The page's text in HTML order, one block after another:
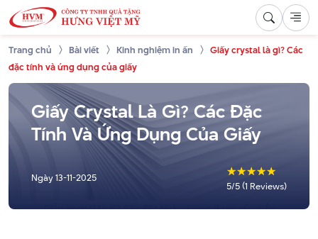
Trang chủ Bài viết Kinh nghiệm in ấn
Giấy crystal là gì? Các
đặc tính và ứng dụng của giấy
Giấy Crystal Là Gì? Các Đặc
Tính Và Ứng Dụng Của Giấy
Ngày13-11-2025 ☆
☆
☆
☆
☆
5/5 (1 Reviews)